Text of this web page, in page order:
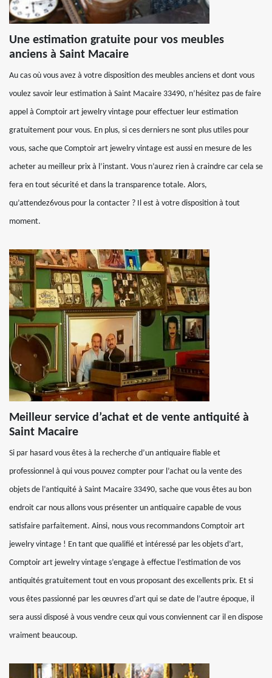
Une estimation gratuite pour vos meubles
anciens à Saint Macaire
Au cas où vous avez à votre disposition des meubles anciens et dont vous
voulez savoir leur estimation à Saint Macaire 33490, n’hésitez pas de faire
appel à Comptoir art jewelry vintage pour effectuer leur estimation
gratuitement pour vous. En plus, si ces derniers ne sont plus utiles pour
vous, sache que Comptoir art jewelry vintage est aussi en mesure de les
acheter au meilleur prix à l’instant. Vous n’aurez rien à craindre car cela se
fera en tout sécurité et dans la transparence totale. Alors,
qu’attendez6vous pour la contacter ? Il est à votre disposition à tout
moment.
Meilleur service d’achat et de vente antiquité à
Saint Macaire
Si par hasard vous êtes à la recherche d’un antiquaire fiable et
professionnel à qui vous pouvez compter pour l’achat ou la vente des
objets de l’antiquité à Saint Macaire 33490, sache que vous êtes au bon
endroit car nous allons vous présenter un antiquaire capable de vous
satisfaire parfaitement. Ainsi, nous vous recommandons Comptoir art
jewelry vintage ! En tant que qualifié et intéressé par les objets d’art,
Comptoir art jewelry vintage s’engage à effectue l’estimation de vos
antiquités gratuitement tout en vous proposant des excellents prix. Et si
vous êtes passionné par les œuvres d’art qui se date de l’autre époque, il
sera aussi disposé à vous vendre ceux qui vous conviennent car il en dispose
vraiment beaucoup.